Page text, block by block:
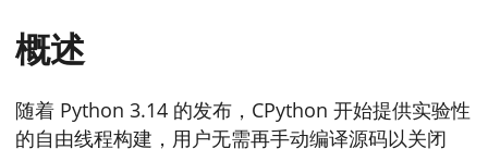
概述
随着 Python 3.14 的发布，CPython 开始提供实验性
的自由线程构建，用户无需再手动编译源码以关闭